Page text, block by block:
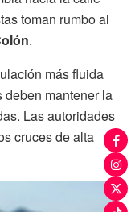
toman rumbo al
.
más fluida
deben mantener la
Las autoridades
cruces de alta